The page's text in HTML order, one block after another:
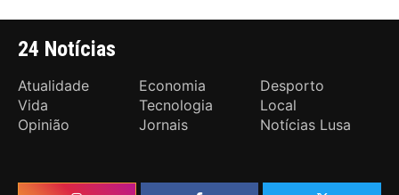
24 Notícias
Atualidade Economia
Desporto
Vida
Tecnologia
Local
Opinião
Jornais Notícias Lusa